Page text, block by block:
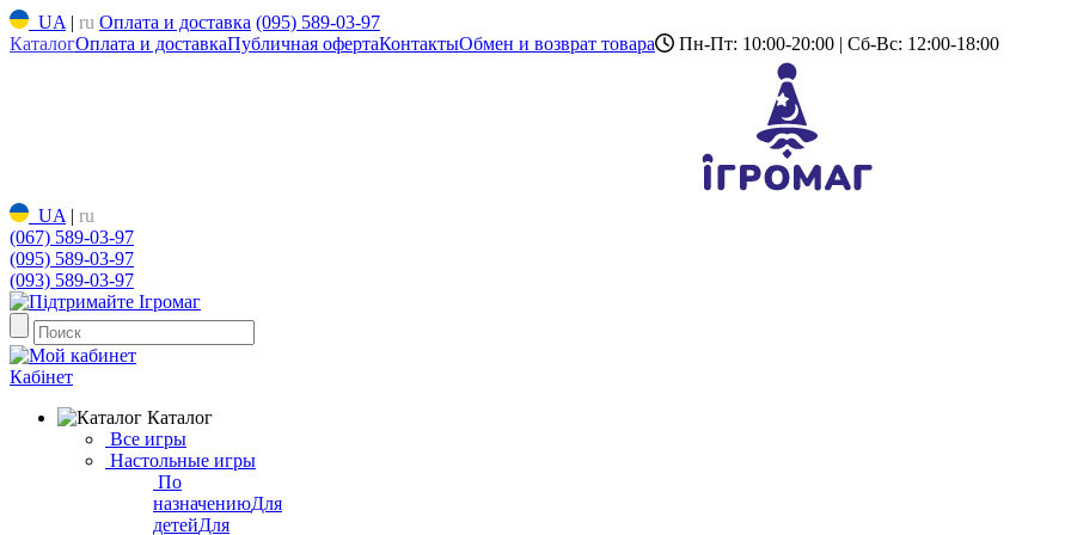
UA | ru Оплата и доставка (095) 589-03-97
КаталогОплата и доставкаПубличная офертаКонтактыОбмен и возврат товара Пн-Пт: 10:00-20:00 | Сб-Вс: 12:00-18:00
UA | ru
(067) 589-03-97
(095) 589-03-97
(093) 589-03-97
Кабінет
Каталог
Все игры
Настольные игры
По
назначениюДля
детейДля